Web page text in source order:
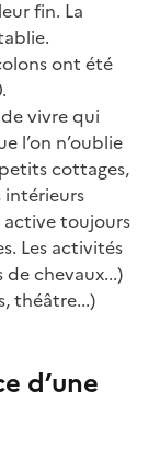
fin. La
ont été
vivre qui
l’on n’oublie
cottages,
intérieurs
toujours
Les activités
chevaux...)
théâtre...)
d’une